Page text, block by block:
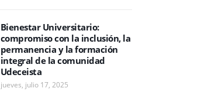
Bienestar Universitario:
compromiso con la inclusión, la
permanencia y la formación
integral de la comunidad
Udeceista
jueves, julio 17, 2025